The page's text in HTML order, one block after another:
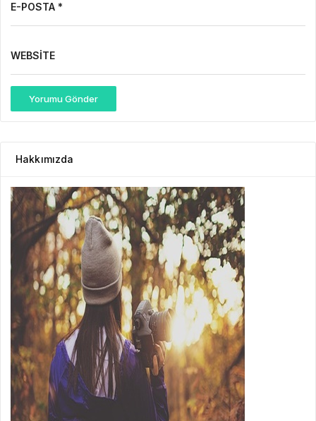
E-POSTA *
WEBSITE
Yorumu Gönder
Hakkımızda